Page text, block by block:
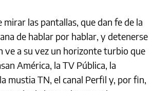
mirar las pantallas, que dan fe de la
de hablar por hablar, y detenerse
ve a su vez un horizonte turbio que
América, la TV Pública, la
mustia TN, el canal Perfil y, por fin,